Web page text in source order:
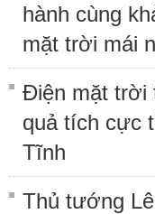
hành cùng
mặt trời mái
Điện mặt trời
quả tích cực
Tĩnh
Thủ tướng